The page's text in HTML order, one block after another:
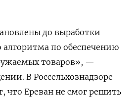
до выработки
алгоритма по обеспечению
товаров», —
В Россельхознадзоре
что Ереван не смог решить